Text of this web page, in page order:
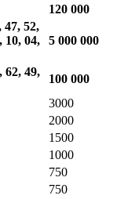
120 000
47, 52,
10, 04,
5 000 000
62, 49,
100 000
3000
2000
1500
1000
750
750